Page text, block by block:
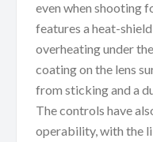
even when shooting
features a heat-
overheating under
coating on the lens
from sticking and a
The controls have
operability, with the